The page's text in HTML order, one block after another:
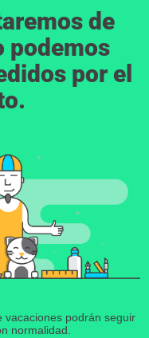
de
podemos
por el
vacaciones podrán seguir
normalidad.